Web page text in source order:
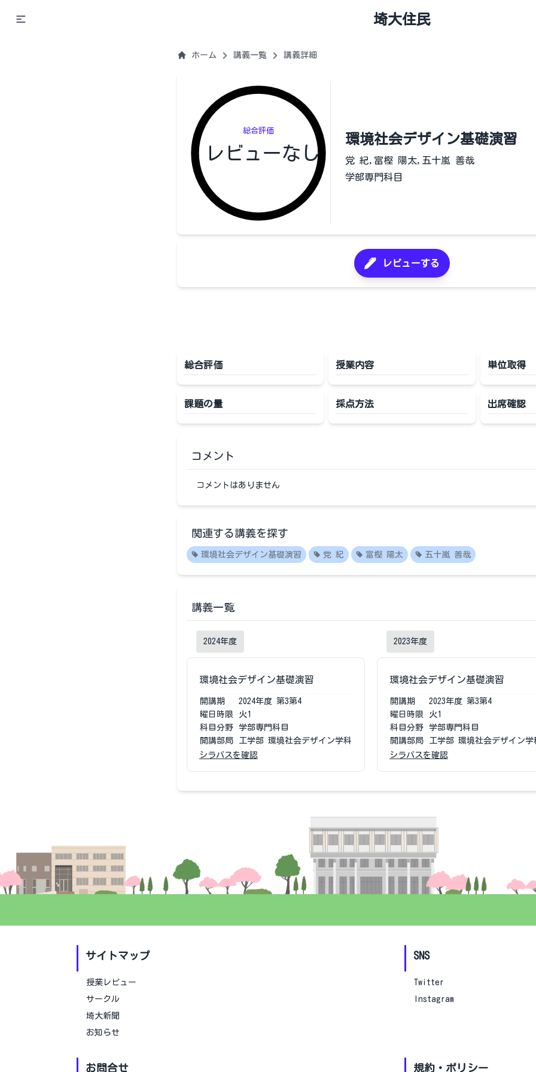
埼大住民
ホーム 講義一覧 講義詳細
総合評価
レビューなし
環境社会デザイン基礎演習
党 紀,富樫 陽太,五十嵐 善哉
学部専門科目
レビューする
総合評価 授業内容 単位取得
課題の量 採点方法 出席確認
コメント
コメントはありません
関連する講義を探す
環境社会デザイン基礎演習 党 紀 富樫 陽太 五十嵐 善哉
講義一覧
2024年度
環境社会デザイン基礎演習
開講期 2024年度 第3第4
曜日時限
火1
科目分野
学部専門科目
開講部局
工学部 環境社会デザイン学科
シラバスを確認
2023年度
環境社会デザイン基礎演習
開講期 2023年度 第3第4
曜日時限
火1
科目分野
学部専門科目
開講部局
工学部 環境社会デザイン学
シラバスを確認
サイトマップ
授業レビュー
サークル
埼大新聞
お知らせ
SNS
Twitter
Instagram
お問合せ 規約・ポリシー